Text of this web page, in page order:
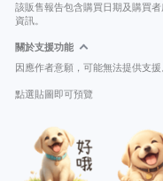
該販售報告包含購買日期及購買
資訊。
關於支援功能
因應作者意願，可能無法提供支援
點選貼圖即可預覽